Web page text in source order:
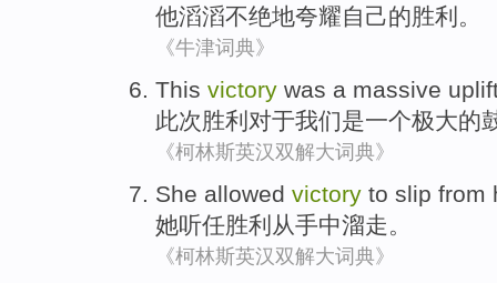
他滔滔不绝地夸耀自己的胜利。
《牛津词典》
This victory was a massive
此次胜利 对于我们是一个极大的
《柯林斯英汉双解大词典》
She allowed victory to slip from
她听任胜利 从手中溜走。
《柯林斯英汉双解大词典》